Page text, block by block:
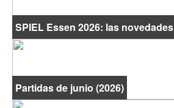
SPIEL Essen 2026: las novedades
Partidas de junio (2026)